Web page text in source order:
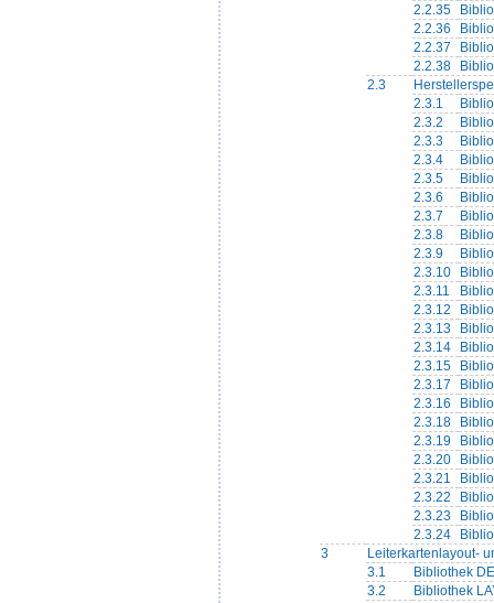
2.2.35
2.2.36
2.2.37
2.2.38
2.3
2.3.1
2.3.2
2.3.3
2.3.4
2.3.5
2.3.6
2.3.7
2.3.8
2.3.9
2.3.10
2.3.11
2.3.12
2.3.13
2.3.14
2.3.15
2.3.17
2.3.16
2.3.18
2.3.19
2.3.20
2.3.21
2.3.22
2.3.23
2.3.24
3
Leiterkartenlayout-
3.1
Bibliothek
3.2
Bibliothek